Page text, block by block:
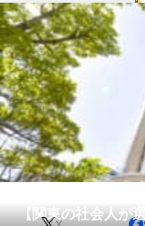
ねとらぼメニュー
TOP
エンタメ
グルメ
住まい
動物
会員記事
【関東の社会人が